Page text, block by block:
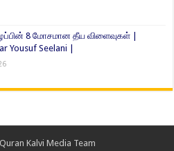
8 மோசமான தீய விளைவுகள் |
Yousuf Seelani |
Quran Kalvi Media Team